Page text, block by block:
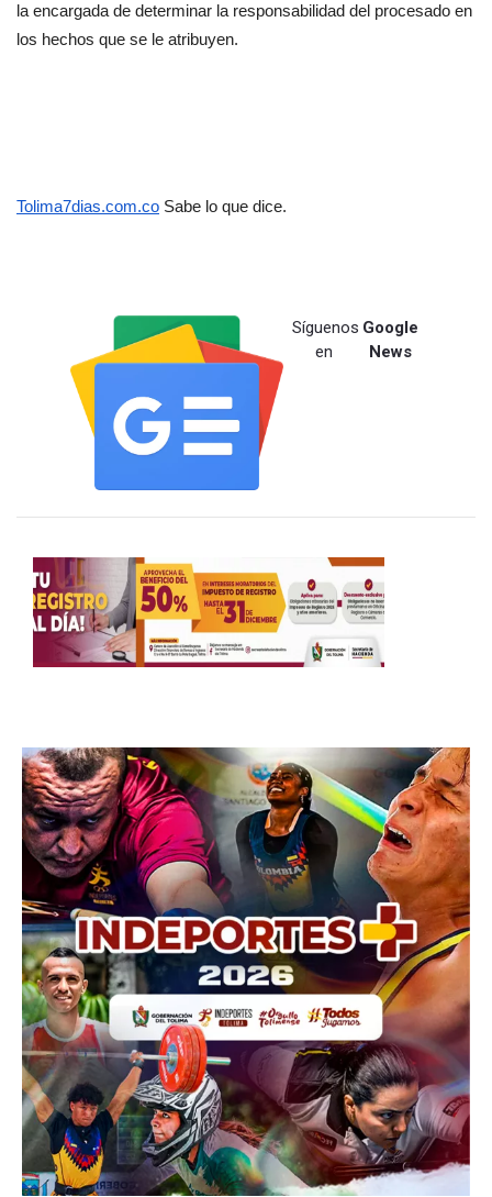
la encargada de determinar la responsabilidad del procesado en
los hechos que se le atribuyen.
Tolima7dias.com.co Sabe lo que dice.
Síguenos
en
Google
News